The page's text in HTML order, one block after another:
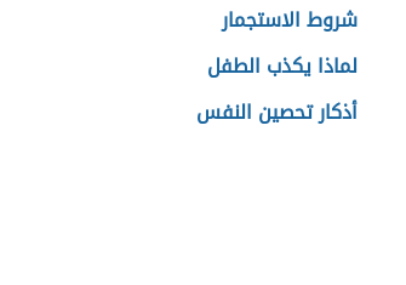
شروط الاستجمار
لماذا يكذب الطفل
أذكار تحصين النفس